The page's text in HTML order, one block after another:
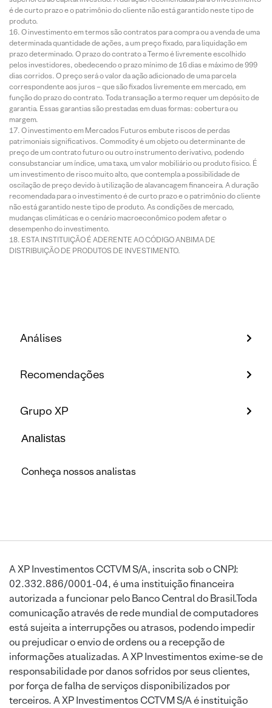
é de curto prazo e o patrimônio do cliente não está garantido neste tipo de
produto.
O investimento em termos são contratos para compra ou a venda de uma
determinada quantidade de ações, a um preço fixado, para liquidação em
prazo determinado. O prazo do contrato a Termo é livremente escolhido
pelos investidores, obedecendo o prazo mínimo de 16 dias e máximo de 999
dias corridos. O preço será o valor da ação adicionado de uma parcela
correspondente aos juros – que são fixados livremente em mercado, em
função do prazo do contrato. Toda transação a termo requer um depósito de
garantia. Essas garantias são prestadas em duas formas: cobertura ou
margem.
O investimento em Mercados Futuros embute riscos de perdas
patrimoniais significativos. Commodity é um objeto ou determinante de
preço de um contrato futuro ou outro instrumento derivativo, podendo
consubstanciar um índice, uma taxa, um valor mobiliário ou produto físico. É
um investimento de risco muito alto, que contempla a possibilidade de
oscilação de preço devido à utilização de alavancagem financeira. A duração
recomendada para o investimento é de curto prazo e o patrimônio do cliente
não está garantido neste tipo de produto. As condições de mercado,
mudanças climáticas e o cenário macroeconômico podem afetar o
desempenho do investimento.
ESTA INSTITUIÇÃO É ADERENTE AO CÓDIGO ANBIMA DE
DISTRIBUIÇÃO DE PRODUTOS DE INVESTIMENTO.
Análises
Recomendações
Grupo XP
Analistas
Conheça nossos analistas
A XP Investimentos CCTVM S/A, inscrita sob o CNPJ:
02.332.886/0001-04, é uma instituição financeira
autorizada a funcionar pelo Banco Central do Brasil.Toda
comunicação através de rede mundial de computadores
está sujeita a interrupções ou atrasos, podendo impedir
ou prejudicar o envio de ordens ou a recepção de
informações atualizadas. A XP Investimentos exime-se de
responsabilidade por danos sofridos por seus clientes,
por força de falha de serviços disponibilizados por
terceiros. A XP Investimentos CCTVM S/A é instituição